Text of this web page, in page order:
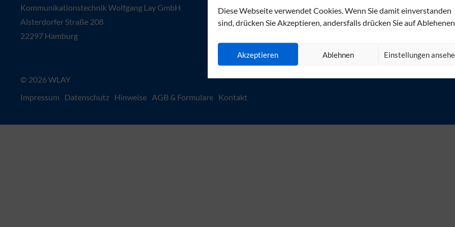
Diese Webseite verwendet Cookies. Wenn Sie damit einverstanden
sind, drücken Sie Akzeptieren, andersfalls drücken Sie auf Ablehenen.
Akzeptieren Ablehnen Einstellungen
Kommunikationstechnik Wolfgang Lay GmbH
Alsterdorfer Straße 208
22297 Hamburg
Montag - Donnerstag: 7:30 -
Freitag: 7:30 - 13:30 Uhr.
An Feier- und Brückentagen
© 2026 WLAY
Impressum
Datenschutz Hinweise AGB & Formulare Kontakt